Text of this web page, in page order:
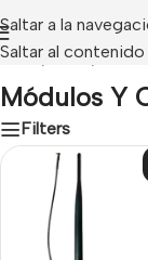
Saltar a la
Saltar al contenido
Inicio/ Risco/
Módulos Y
Filters